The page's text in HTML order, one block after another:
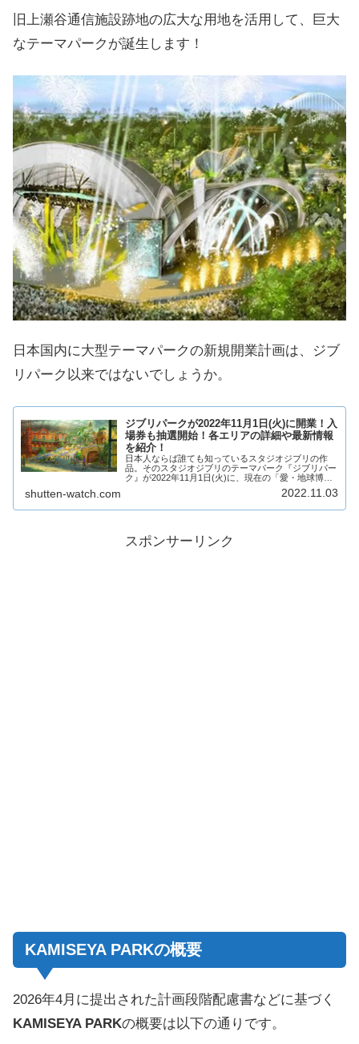
旧上瀬谷通信施設跡地の広大な用地を活用して、巨大
なテーマパークが誕生します！
日本国内に大型テーマパークの新規開業計画は、ジブ
リパーク以来ではないでしょうか。
ジブリパークが2022年11月1日(火)に開業！入
場券も抽選開始！各エリアの詳細や最新情報
を紹介！
日本人ならば誰ても知っているスタジオジブリの作
品。そのスタジオジブリのテーマパーク『ジブリパー
ク』が2022年11月1日(火)に、現在の「愛・地球博記
念公園(モリコロパーク)」に開業予定となっておりま
す!すでに注目が集まっているこのジブリパ...
shutten-watch.com 2022.11.03
スポンサーリンク
KAMISEYA PARKの概要
2026年4月に提出された計画段階配慮書などに基づく
KAMISEYA PARKの概要は以下の通りです。